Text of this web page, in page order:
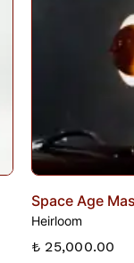
Space Age
Heirloom
₺ 25,000.00